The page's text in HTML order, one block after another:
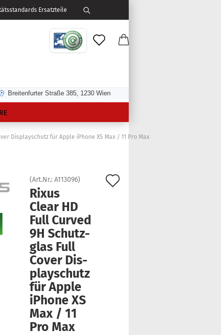
Ersatzteile
Breitenfurter Straße 385, 1230 Wien
Displayschutz für Apple iPhone XS Max / 11 Pro Max
(Art.Nr.:A113096)
Rixus
Clear HD
Full Cur­ved
9H Schutz­
glas Full
Cover Dis­
play­schutz
für Apple
iPho­ne XS
Max / 11
Pro Max